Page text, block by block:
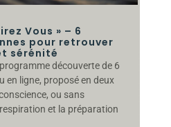
Vous » – 6
pour retrouver
sérénité
découverte de 6
en ligne, proposé en deux
ou sans
et la préparation